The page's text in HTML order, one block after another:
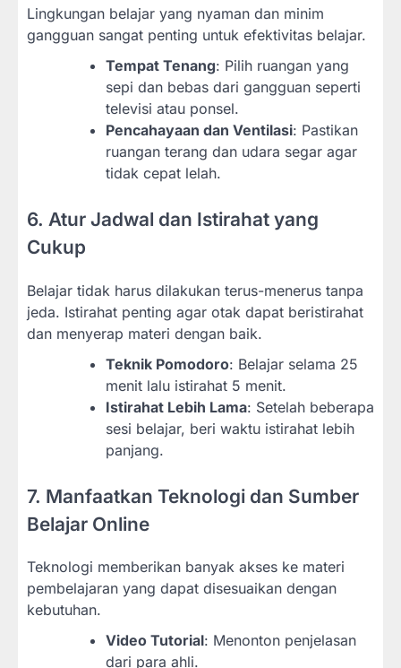
Lingkungan belajar yang nyaman dan minim
gangguan sangat penting untuk efektivitas belajar.
Tempat Tenang: Pilih ruangan yang
sepi dan bebas dari gangguan seperti
televisi atau ponsel.
Pencahayaan dan Ventilasi: Pastikan
ruangan terang dan udara segar agar
tidak cepat lelah.
6. Atur Jadwal dan Istirahat yang
Cukup
Belajar tidak harus dilakukan terus-menerus tanpa
jeda. Istirahat penting agar otak dapat beristirahat
dan menyerap materi dengan baik.
Teknik Pomodoro: Belajar selama 25
menit lalu istirahat 5 menit.
Istirahat Lebih Lama: Setelah beberapa
sesi belajar, beri waktu istirahat lebih
panjang.
7. Manfaatkan Teknologi dan Sumber
Belajar Online
Teknologi memberikan banyak akses ke materi
pembelajaran yang dapat disesuaikan dengan
kebutuhan.
Video Tutorial: Menonton penjelasan
dari para ahli.